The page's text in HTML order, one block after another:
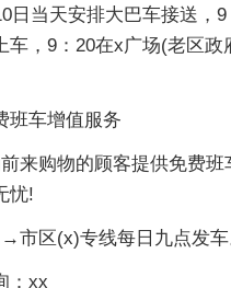
当天安排大巴车接送，9
车，9：20在x广场(老区政
车增值服务
购物的顾客提供免费班
忧!
(x)专线每日九点发车
xx